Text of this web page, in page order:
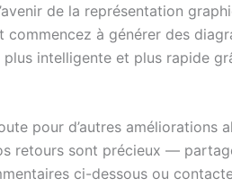
de la représentation
commencez à générer des
intelligente et plus rapide
pour d’autres
retours sont précieux —
ci-dessous ou